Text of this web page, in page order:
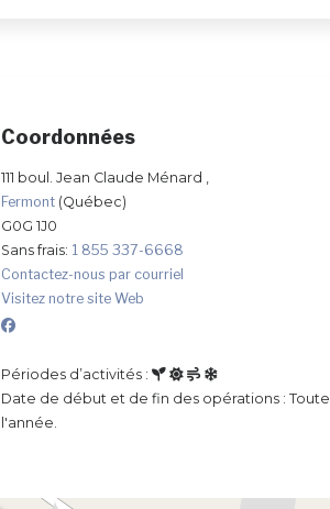
Coordonnées
111 boul. Jean Claude Ménard ,
Fermont (Québec)
G0G 1J0
Sans frais: 1 855 337-6668
Contactez-nous par courriel
Visitez notre site Web
Périodes d’activités :
Date de début et de fin des opérations : Toute
l'année.